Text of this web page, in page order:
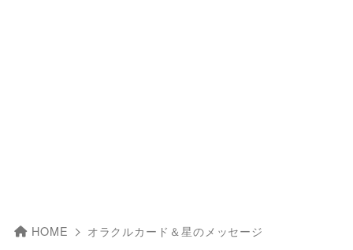
HOME オラクルカード＆星のメッセージ